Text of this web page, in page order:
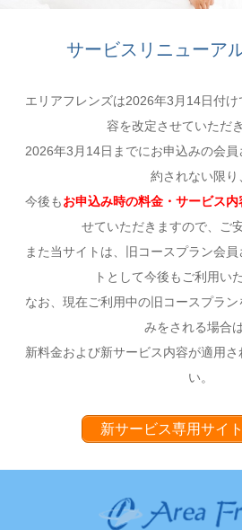
サービスリニューア
エリアフレンズは2026年3月14日付
容を改定させていただ
2026年3月14日までにお申込みの会
約されない限り
今後もお申込み時の料金・サービス内
せていただきますので、ご
また当サイトは、旧コースプラン会
トとして今後もご利用い
なお、現在ご利用中の旧コースプラ
みをされる場合は
新料金および新サービス内容が適用
い。
新サービス専用サイ